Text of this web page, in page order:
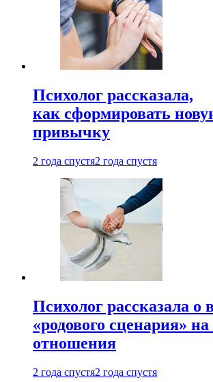
Психолог рассказала,
как сформировать
привычку
2 года спустя2 года спустя
Психолог рассказала о
«родового сценария»
отношения
2 года спустя2 года спустя